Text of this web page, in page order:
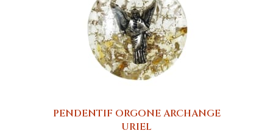
PENDENTIF ORGONE ARCHANGE
URIEL